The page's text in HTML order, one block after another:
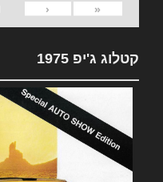
«
‹
קטלוג ג'יפ 1975